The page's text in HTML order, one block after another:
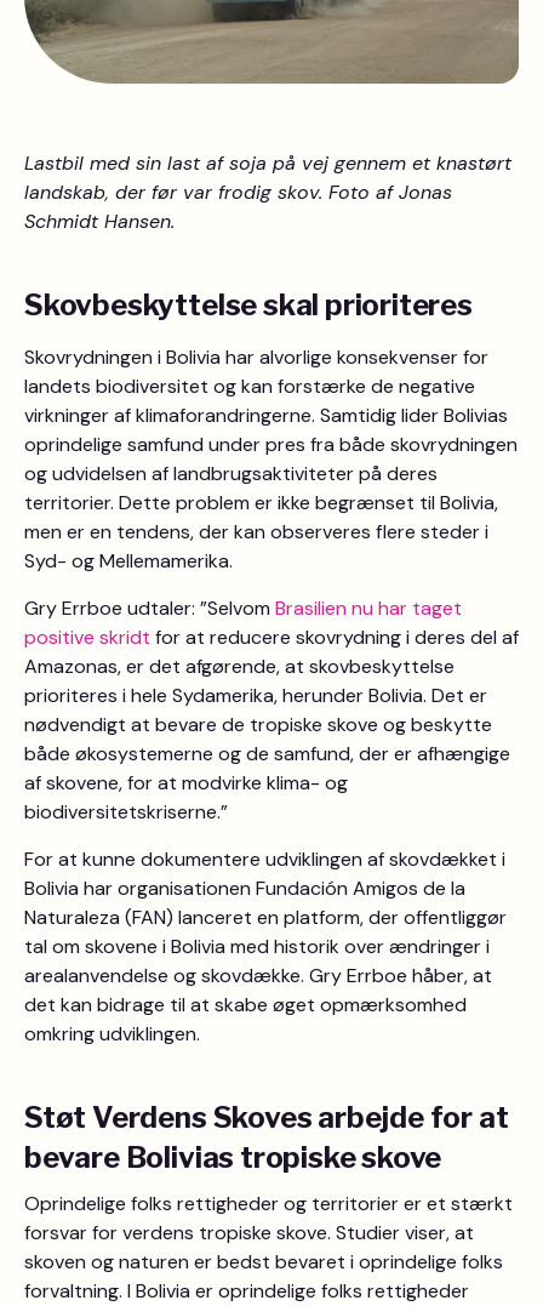
Lastbil med sin last af soja på vej gennem et knastørt
landskab, der før var frodig skov. Foto af Jonas
Schmidt Hansen.
Skovbeskyttelse skal prioriteres
Skovrydningen i Bolivia har alvorlige konsekvenser for
landets biodiversitet og kan forstærke de negative
virkninger af klimaforandringerne. Samtidig lider Bolivias
oprindelige samfund under pres fra både skovrydningen
og udvidelsen af landbrugsaktiviteter på deres
territorier. Dette problem er ikke begrænset til Bolivia,
men er en tendens, der kan observeres flere steder i
Syd- og Mellemamerika.
Gry Errboe udtaler: ”Selvom Brasilien nu har taget
positive skridt for at reducere skovrydning i deres del af
Amazonas, er det afgørende, at skovbeskyttelse
prioriteres i hele Sydamerika, herunder Bolivia. Det er
nødvendigt at bevare de tropiske skove og beskytte
både økosystemerne og de samfund, der er afhængige
af skovene, for at modvirke klima- og
biodiversitetskriserne.”
For at kunne dokumentere udviklingen af skovdækket i
Bolivia har organisationen Fundación Amigos de la
Naturaleza (FAN) lanceret en platform, der offentliggør
tal om skovene i Bolivia med historik over ændringer i
arealanvendelse og skovdække. Gry Errboe håber, at
det kan bidrage til at skabe øget opmærksomhed
omkring udviklingen.
Støt Verdens Skoves arbejde for at
bevare Bolivias tropiske skove
Oprindelige folks rettigheder og territorier er et stærkt
forsvar for verdens tropiske skove. Studier viser, at
skoven og naturen er bedst bevaret i oprindelige folks
forvaltning. I Bolivia er oprindelige folks rettigheder